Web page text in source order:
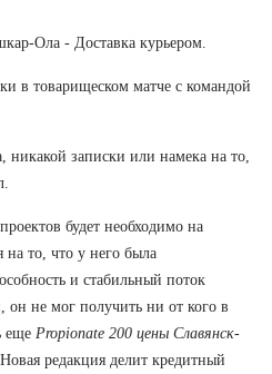
Ола - Доставка курьером.
в товарищеском матче с командой
никакой записки или намека на то,
будет необходимо на
на то, что у него была
и стабильный поток
он не мог получить ни от кого в
еще Propionate 200 цены Славянск-
редакция делит кредитный